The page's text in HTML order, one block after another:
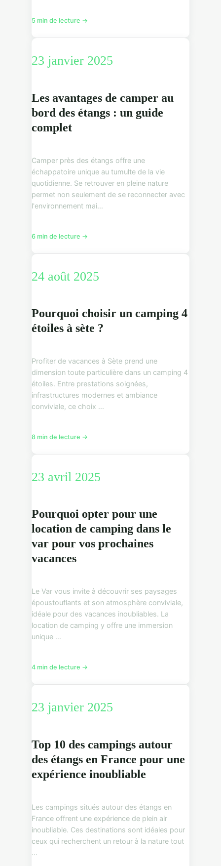
5 min de lecture →
23 janvier 2025
Les avantages de camper au
bord des étangs : un guide
complet
Camper près des étangs offre une
échappatoire unique au tumulte de la vie
quotidienne. Se retrouver en pleine nature
permet non seulement de se reconnecter avec
l'environnement mai...
6 min de lecture →
24 août 2025
Pourquoi choisir un camping 4
étoiles à sète ?
Profiter de vacances à Sète prend une
dimension toute particulière dans un camping 4
étoiles. Entre prestations soignées,
infrastructures modernes et ambiance
conviviale, ce choix ...
8 min de lecture →
23 avril 2025
Pourquoi opter pour une
location de camping dans le
var pour vos prochaines
vacances
Le Var vous invite à découvrir ses paysages
époustouflants et son atmosphère conviviale,
idéale pour des vacances inoubliables. La
location de camping y offre une immersion
unique ...
4 min de lecture →
23 janvier 2025
Top 10 des campings autour
des étangs en France pour une
expérience inoubliable
Les campings situés autour des étangs en
France offrent une expérience de plein air
inoubliable. Ces destinations sont idéales pour
ceux qui recherchent un retour à la nature tout
...